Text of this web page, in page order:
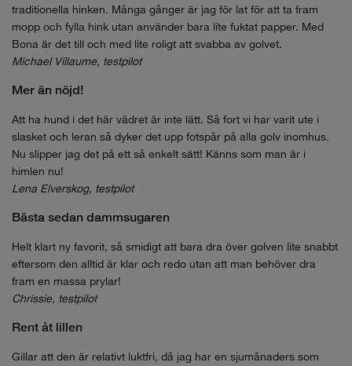
traditionella hinken. Många gånger är jag för lat för att ta fram
mopp och fylla hink utan använder bara lite fuktat ­papper. Med
Bona är det till och med lite roligt att svabba av ­golvet.
Michael Villaume, testpilot
Mer än nöjd!
Att ha hund i det här vädret är inte lätt. Så fort vi har varit ute i
slasket och leran så dyker det upp fotspår på alla golv inomhus.
Nu slipper jag det på ett så enkelt sätt! Känns som man är i
himlen nu!
Lena Elverskog, testpilot
Bästa sedan dammsugaren
Helt klart ny favorit, så smidigt att bara dra över golven lite snabbt
eftersom den alltid är klar och redo utan att man behöver dra
fram en massa prylar!
Chrissie, testpilot
Rent åt lillen
Gillar att den är relativt luktfri, då jag har en sjumånaders som